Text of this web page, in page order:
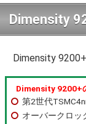
Dimensity
Dimensity
Dimensity 9200+
第2世代
オーバークロッ